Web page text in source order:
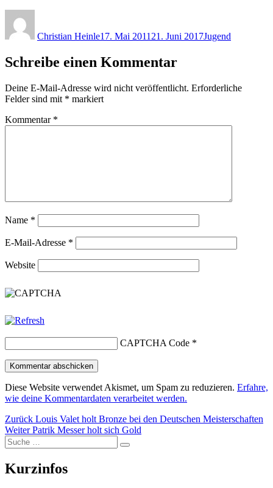
Christian Heinle17. Mai 2011 21. Juni 2017Jugend
Schreibe einen Kommentar
Deine E-Mail-Adresse wird nicht veröffentlicht. Erforderliche
Felder sind mit * markiert
Kommentar *
Name *
E-Mail-Adresse *
Website
CAPTCHA Code *
Diese Website verwendet Akismet, um Spam zu reduzieren. Erfahre,
wie deine Kommentardaten verarbeitet werden.
Beitragsnavigation
Zurück Vorheriger
Beitrag:
Louis Valet holt Bronze bei den Deutschen Meisterschaften
Weiter Nächster
Patrik Messer holt sich Gold
Suche
nach:
Suchen
Kurzinfos